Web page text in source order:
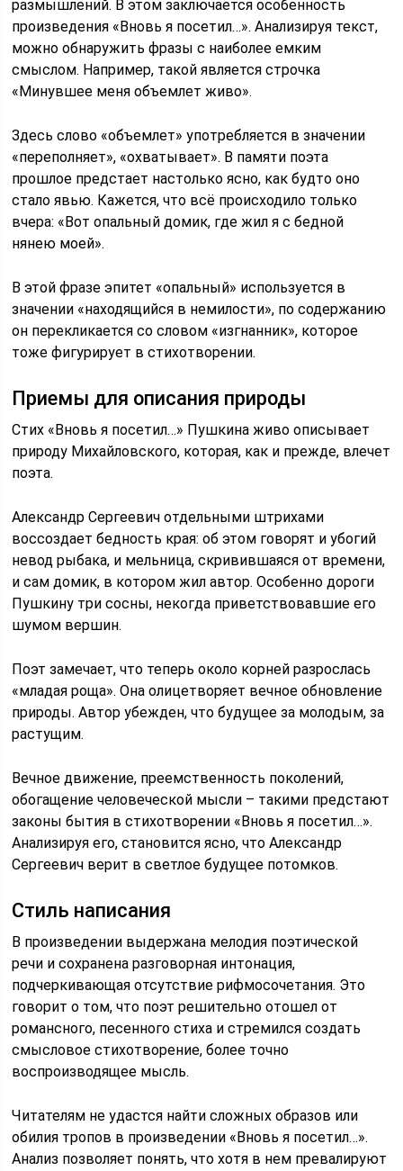
размышлений. В этом заключается особенность
произведения «Вновь я посетил…». Анализируя текст,
можно обнаружить фразы с наиболее емким
смыслом. Например, такой является строчка
«Минувшее меня объемлет живо».
Здесь слово «объемлет» употребляется в значении
«переполняет», «охватывает». В памяти поэта
прошлое предстает настолько ясно, как будто оно
стало явью. Кажется, что всё происходило только
вчера: «Вот опальный домик, где жил я с бедной
нянею моей».
В этой фразе эпитет «опальный» используется в
значении «находящийся в немилости», по содержанию
он перекликается со словом «изгнанник», которое
тоже фигурирует в стихотворении.
Приемы для описания природы
Стих «Вновь я посетил…» Пушкина живо описывает
природу Михайловского, которая, как и прежде, влечет
поэта.
Александр Сергеевич отдельными штрихами
воссоздает бедность края: об этом говорят и убогий
невод рыбака, и мельница, скривившаяся от времени,
и сам домик, в котором жил автор. Особенно дороги
Пушкину три сосны, некогда приветствовавшие его
шумом вершин.
Поэт замечает, что теперь около корней разрослась
«младая роща». Она олицетворяет вечное обновление
природы. Автор убежден, что будущее за молодым, за
растущим.
Вечное движение, преемственность поколений,
обогащение человеческой мысли – такими предстают
законы бытия в стихотворении «Вновь я посетил…».
Анализируя его, становится ясно, что Александр
Сергеевич верит в светлое будущее потомков.
Стиль написания
В произведении выдержана мелодия поэтической
речи и сохранена разговорная интонация,
подчеркивающая отсутствие рифмосочетания. Это
говорит о том, что поэт решительно отошел от
романсного, песенного стиха и стремился создать
смысловое стихотворение, более точно
воспроизводящее мысль.
Читателям не удастся найти сложных образов или
обилия тропов в произведении «Вновь я посетил…».
Анализ позволяет понять, что хотя в нем превалируют